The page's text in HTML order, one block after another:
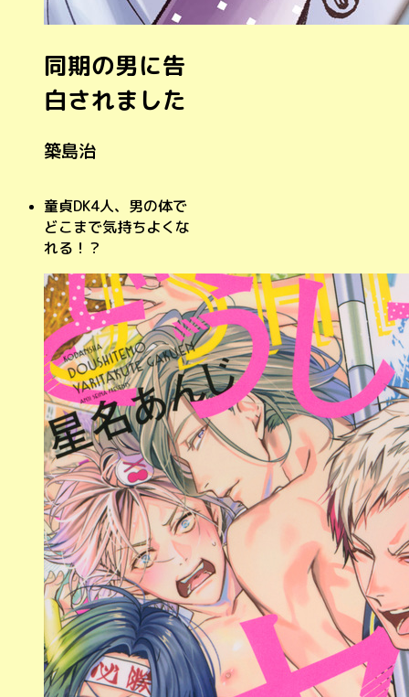
同期の男に告
白されました
築島治
童貞DK4人、男の体で
どこまで気持ちよくな
れる！？